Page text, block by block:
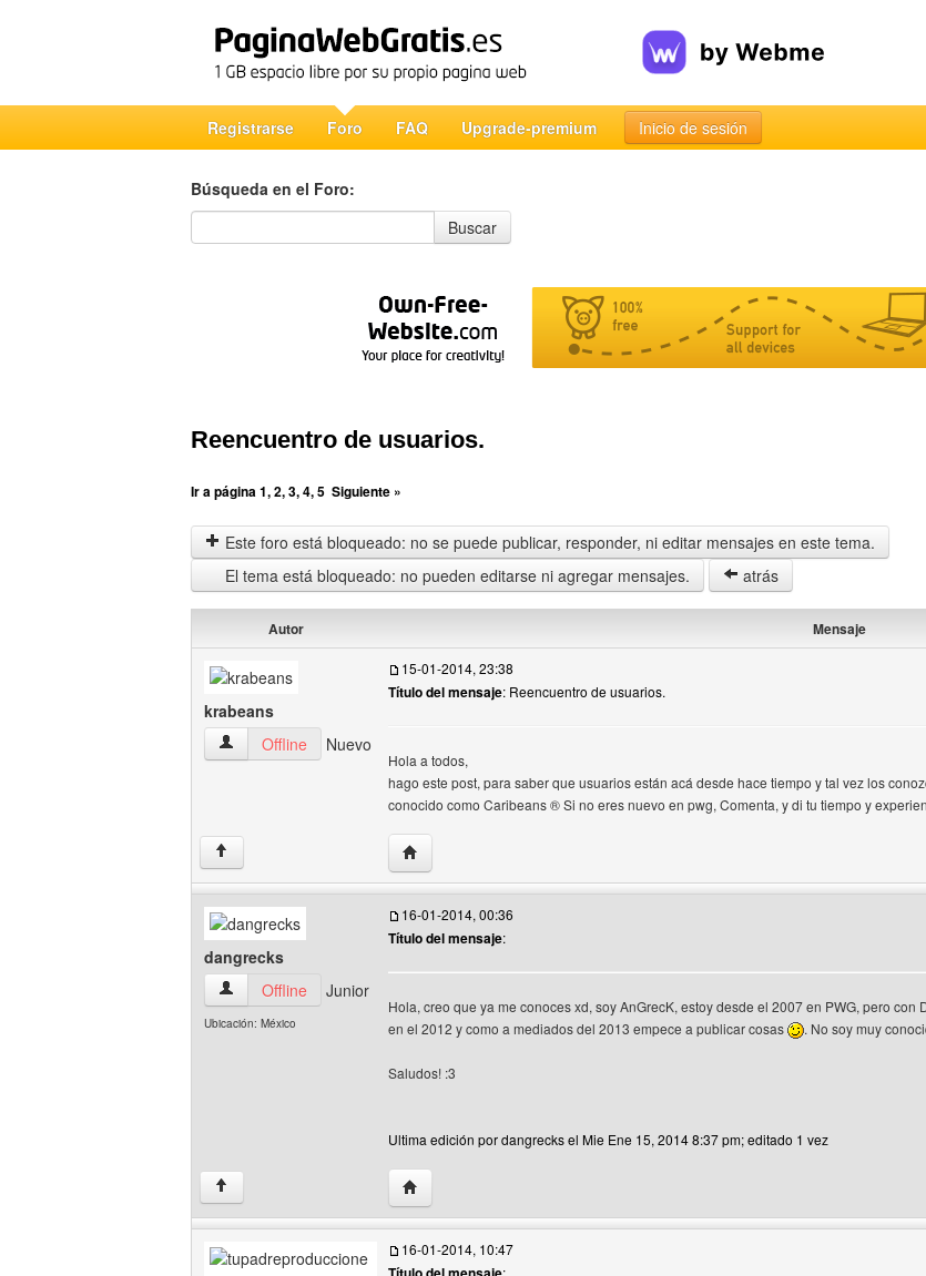
Registrarse Foro FAQ Upgrade-premium Inicio de sesión
Búsqueda en el Foro:
Búsqueda en el Foro
Buscar
Reencuentro de usuarios.
Ir a página1,2,3,4,5 Siguiente »
Este foro está bloqueado: no se puede publicar, responder, ni editar mensajes en este tema.
El tema está bloqueado: no pueden editarse ni agregar mensajes.
atrás
Autor Mensaje
krabeans
krabeans Ver perfil del usuario
Offline Nuevo
15-01-2014, 23:38
Título del mensaje: Reencuentro de usuarios.
Hola a todos,
hago este post, para saber que usuarios están acá desde hace tiempo y tal vez los
conocido como Caribeans ® Si no eres nuevo en pwg, Comenta, y di tu tiempo y
↑ Visitar sitio web del autor: krabeans
dangrecks
dangrecks Ver perfil del usuario
Offline Junior
Ubicación: México
16-01-2014, 00:36
Título del mensaje:
Hola, creo que ya me conoces xd, soy AnGrecK, estoy desde el 2007 en PWG, pero
en el 2012 y como a mediados del 2013 empece a publicar cosas
. No soy muy
Saludos! :3
Ultima edición por dangrecks el Mie Ene 15, 2014 8:37 pm; editado 1 vez
↑ Visitar sitio web del autor: dangrecks
16-01-2014, 10:47
: